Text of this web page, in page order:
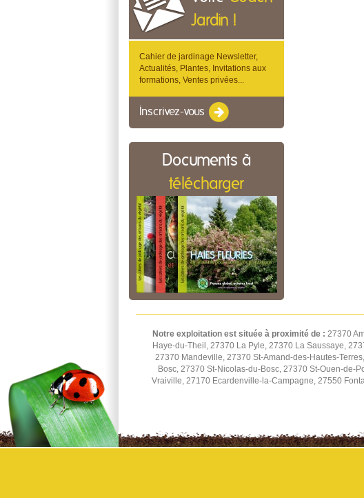
Jardin !
Cahier de jardinage Newsletter,
Actualités, Plantes, Invitations aux
formations, Ventes privées...
Inscrivez-vous
Documents à
télécharger
Notre exploitation est située à proximité de : 27370
Haye-du-Theil, 27370 La Pyle, 27370 La Saussaye,
27370 Mandeville, 27370 St-Amand-des-Hautes-
Bosc, 27370 St-Nicolas-du-Bosc, 27370 St-Ouen-de-
Vraiville, 27170 Ecardenville-la-Campagne, 27550